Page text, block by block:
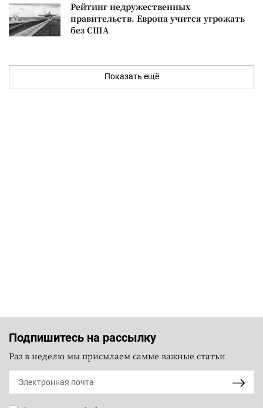
Рейтинг недружественных
правительств. Европа учится угрожать
без США
Показать ещё
Подпишитесь на рассылку
Раз в неделю мы присылаем самые важные статьи